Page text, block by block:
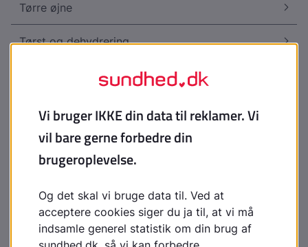
Tørre øjne
Tørst og dehydrering
Træthed - en oversigt
Tåreflåd
Vandladningsbesvær hos mænd